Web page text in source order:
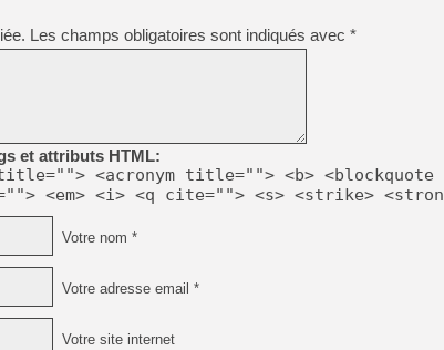
Les champs obligatoires sont indiqués avec *
et attributs HTML:
<acronym title=""> <b> <blockquote
<em> <i> <q cite=""> <s> <strike>
Votre nom *
Votre adresse email *
Votre site internet